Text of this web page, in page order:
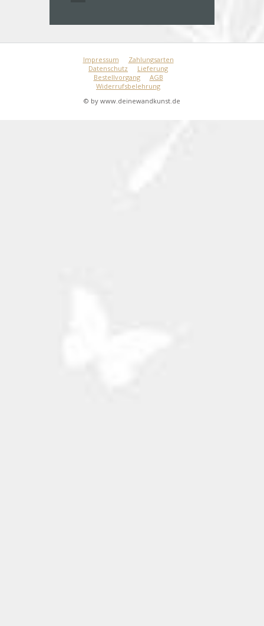
Impressum
Zahlungsarten
Datenschutz
Lieferung
Bestellvorgang
AGB
Widerrufsbelehrung
© by www.deinewandkunst.de